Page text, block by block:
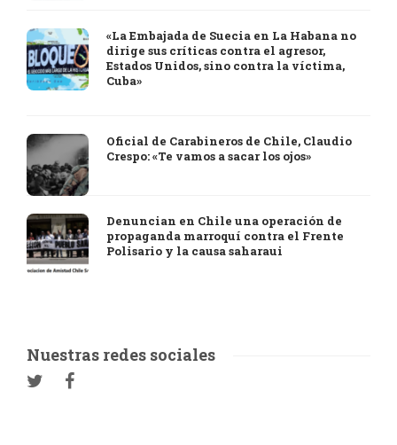
«La Embajada de Suecia en La Habana no
dirige sus críticas contra el agresor,
Estados Unidos, sino contra la víctima,
Cuba»
Oficial de Carabineros de Chile, Claudio
Crespo: «Te vamos a sacar los ojos»
Denuncian en Chile una operación de
propaganda marroquí contra el Frente
Polisario y la causa saharaui
Nuestras redes sociales